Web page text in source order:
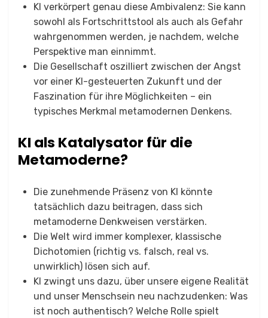
KI verkörpert genau diese Ambivalenz: Sie kann
sowohl als Fortschrittstool als auch als Gefahr
wahrgenommen werden, je nachdem, welche
Perspektive man einnimmt.
Die Gesellschaft oszilliert zwischen der Angst
vor einer KI-gesteuerten Zukunft und der
Faszination für ihre Möglichkeiten – ein
typisches Merkmal metamodernen Denkens.
KI als Katalysator für die
Metamoderne?
Die zunehmende Präsenz von KI könnte
tatsächlich dazu beitragen, dass sich
metamoderne Denkweisen verstärken.
Die Welt wird immer komplexer, klassische
Dichotomien (richtig vs. falsch, real vs.
unwirklich) lösen sich auf.
KI zwingt uns dazu, über unsere eigene Realität
und unser Menschsein neu nachzudenken: Was
ist noch authentisch? Welche Rolle spielt